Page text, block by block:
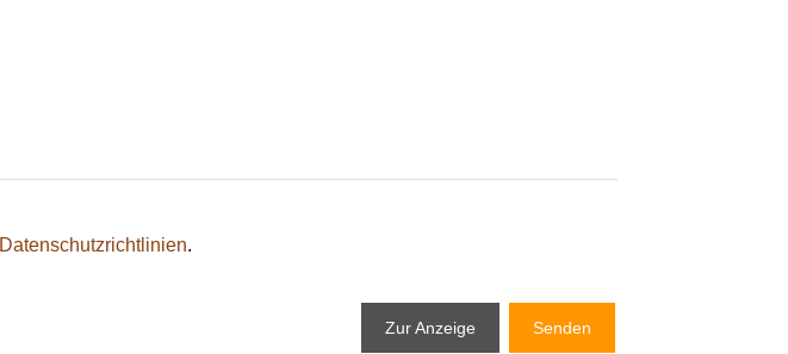
Datenschutzrichtlinien.
Zur Anzeige Senden